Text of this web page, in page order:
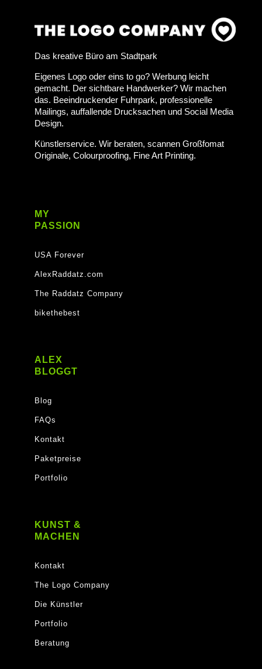
Das kreative Büro am Stadtpark
Eigenes Logo oder eins to go? Werbung leicht
gemacht. Der sichtbare Handwerker? Wir machen
das. Beeindruckender Fuhrpark, professionelle
Mailings, auffallende Drucksachen und Social Media
Design.
Künstlerservice. Wir beraten, scannen Großfomat
Originale, Colourproofing, Fine Art Printing.
MY
PASSION
USA Forever
AlexRaddatz.com
The Raddatz Company
bikethebest
ALEX
BLOGGT
Blog
FAQs
Kontakt
Paketpreise
Portfolio
KUNST &
MACHEN
Kontakt
The Logo Company
Die Künstler
Portfolio
Beratung